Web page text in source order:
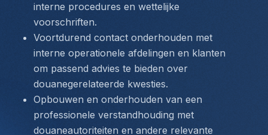
interne procedures en wettelijke
voorschriften.
Voortdurend contact onderhouden met
interne operationele afdelingen en klanten
om passend advies te bieden over
douanegerelateerde kwesties.
Opbouwen en onderhouden van een
professionele verstandhouding met
douaneautoriteiten en andere relevante